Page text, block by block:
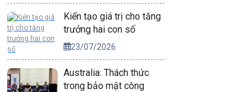
Kiến tạo giá trị cho tăng
trưởng hai con số
23/07/2026
Australia: Thách thức
trong bảo mật công